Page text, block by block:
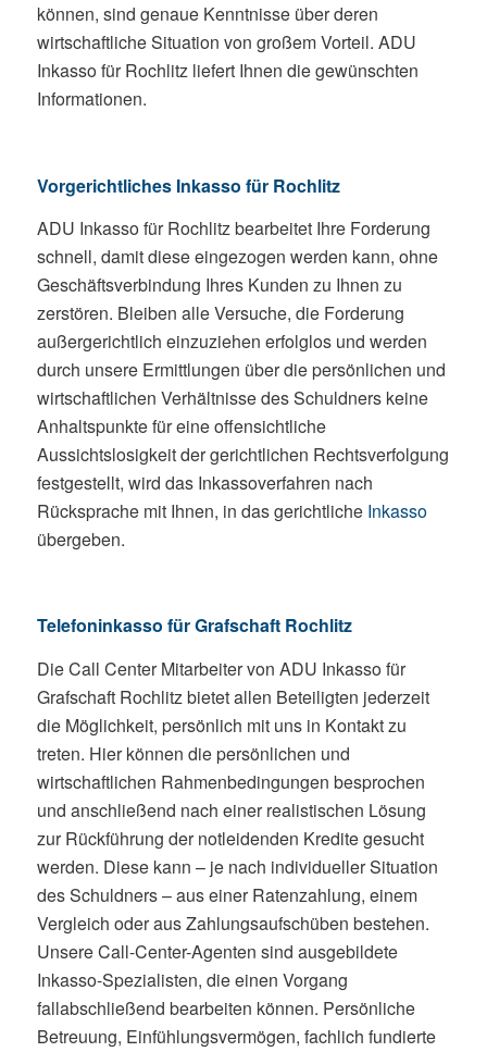
können, sind genaue Kenntnisse über deren
wirtschaftliche Situation von großem Vorteil. ADU
Inkasso für Rochlitz liefert Ihnen die gewünschten
Informationen.
Vorgerichtliches Inkasso für Rochlitz
ADU Inkasso für Rochlitz bearbeitet Ihre Forderung
schnell, damit diese eingezogen werden kann, ohne
Geschäftsverbindung Ihres Kunden zu Ihnen zu
zerstören. Bleiben alle Versuche, die Forderung
außergerichtlich einzuziehen erfolglos und werden
durch unsere Ermittlungen über die persönlichen und
wirtschaftlichen Verhältnisse des Schuldners keine
Anhaltspunkte für eine offensichtliche
Aussichtslosigkeit der gerichtlichen Rechtsverfolgung
festgestellt, wird das Inkassoverfahren nach
Rücksprache mit Ihnen, in das gerichtliche Inkasso
übergeben.
Telefoninkasso für Grafschaft Rochlitz
Die Call Center Mitarbeiter von ADU Inkasso für
Grafschaft Rochlitz bietet allen Beteiligten jederzeit
die Möglichkeit, persönlich mit uns in Kontakt zu
treten. Hier können die persönlichen und
wirtschaftlichen Rahmenbedingungen besprochen
und anschließend nach einer realistischen Lösung
zur Rückführung der notleidenden Kredite gesucht
werden. Diese kann – je nach individueller Situation
des Schuldners – aus einer Ratenzahlung, einem
Vergleich oder aus Zahlungsaufschüben bestehen.
Unsere Call-Center-Agenten sind ausgebildete
Inkasso-Spezialisten, die einen Vorgang
fallabschließend bearbeiten können. Persönliche
Betreuung, Einfühlungsvermögen, fachlich fundierte